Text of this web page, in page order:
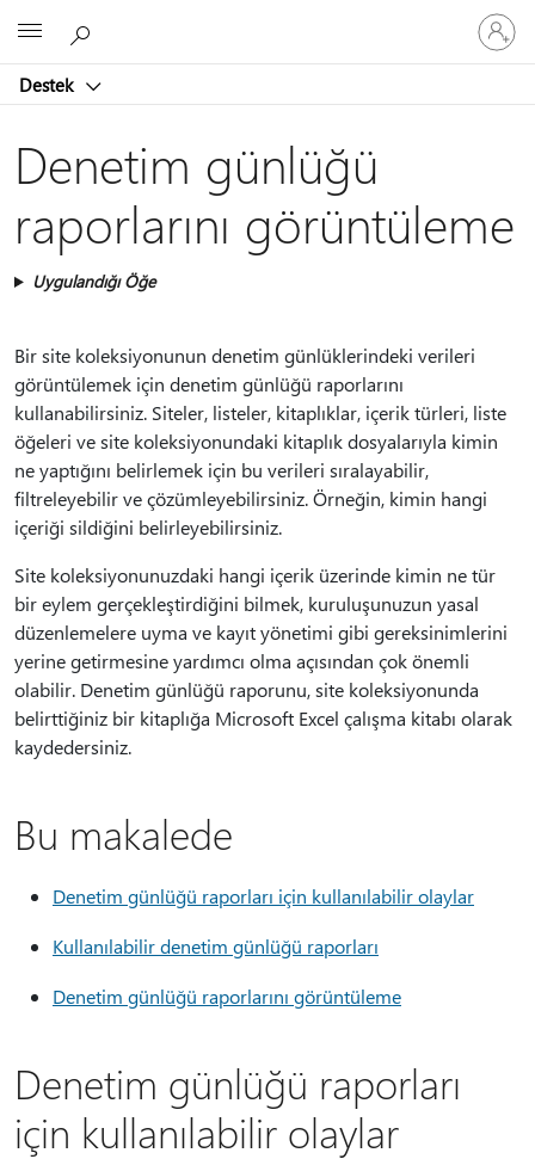
Destek
oturum
açın
Denetim günlüğü
raporlarını görüntüleme
Uygulandığı Öğe
Bir site koleksiyonunun denetim günlüklerindeki verileri
görüntülemek için denetim günlüğü raporlarını
kullanabilirsiniz. Siteler, listeler, kitaplıklar, içerik türleri, liste
öğeleri ve site koleksiyonundaki kitaplık dosyalarıyla kimin
ne yaptığını belirlemek için bu verileri sıralayabilir,
filtreleyebilir ve çözümleyebilirsiniz. Örneğin, kimin hangi
içeriği sildiğini belirleyebilirsiniz.
Site koleksiyonunuzdaki hangi içerik üzerinde kimin ne tür
bir eylem gerçekleştirdiğini bilmek, kuruluşunuzun yasal
düzenlemelere uyma ve kayıt yönetimi gibi gereksinimlerini
yerine getirmesine yardımcı olma açısından çok önemli
olabilir. Denetim günlüğü raporunu, site koleksiyonunda
belirttiğiniz bir kitaplığa Microsoft Excel çalışma kitabı olarak
kaydedersiniz.
Bu makalede
Denetim günlüğü raporları için kullanılabilir olaylar
Kullanılabilir denetim günlüğü raporları
Denetim günlüğü raporlarını görüntüleme
Denetim günlüğü raporları
için kullanılabilir olaylar